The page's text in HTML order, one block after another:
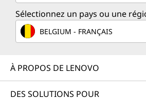
Sélectionnez un pays ou une
BELGIUM - FRANÇAIS
À PROPOS DE LENOVO
DES SOLUTIONS POUR